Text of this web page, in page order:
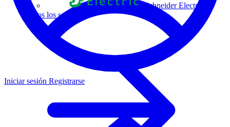
Schneider Electric
Todos los socios
Iniciar sesión Registrarse